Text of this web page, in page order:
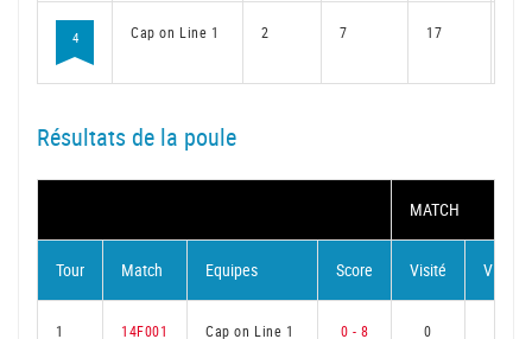
4 Cap on Line 1 2 7 17
Résultats de la poule
MATCH
Tour Match Equipes Score Visité Visiteur
1 14F001
Cap on Line 1
0 - 8 0